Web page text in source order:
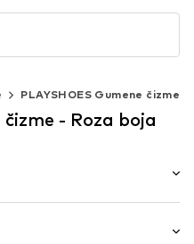
PLAYSHOES Gumene čizme
- Roza boja